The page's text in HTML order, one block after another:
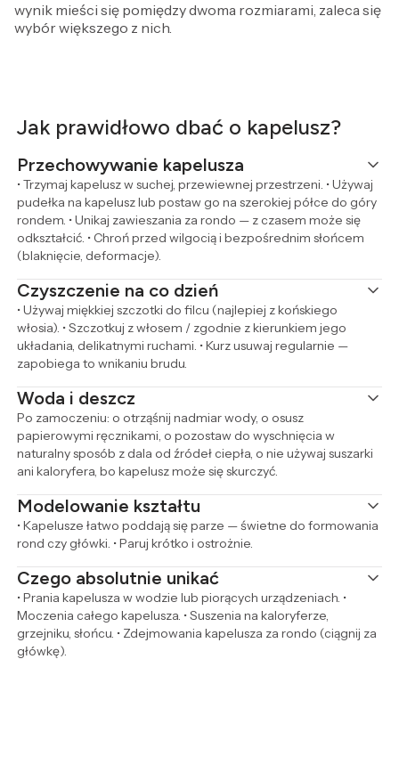
wynik mieści się pomiędzy dwoma rozmiarami, zaleca się
wybór większego z nich.
Jak prawidłowo dbać o kapelusz?
Przechowywanie kapelusza
• Trzymaj kapelusz w suchej, przewiewnej przestrzeni. • Używaj
pudełka na kapelusz lub postaw go na szerokiej półce do góry
rondem. • Unikaj zawieszania za rondo — z czasem może się
odkształcić. • Chroń przed wilgocią i bezpośrednim słońcem
(blaknięcie, deformacje).
Czyszczenie na co dzień
• Używaj miękkiej szczotki do filcu (najlepiej z końskiego
włosia). • Szczotkuj z włosem / zgodnie z kierunkiem jego
układania, delikatnymi ruchami. • Kurz usuwaj regularnie —
zapobiega to wnikaniu brudu.
Woda i deszcz
Po zamoczeniu: o otrząśnij nadmiar wody, o osusz
papierowymi ręcznikami, o pozostaw do wyschnięcia w
naturalny sposób z dala od źródeł ciepła, o nie używaj suszarki
ani kaloryfera, bo kapelusz może się skurczyć.
Modelowanie kształtu
• Kapelusze łatwo poddają się parze — świetne do formowania
rond czy główki. • Paruj krótko i ostrożnie.
Czego absolutnie unikać
• Prania kapelusza w wodzie lub piorących urządzeniach. •
Moczenia całego kapelusza. • Suszenia na kaloryferze,
grzejniku, słońcu. • Zdejmowania kapelusza za rondo (ciągnij za
główkę).